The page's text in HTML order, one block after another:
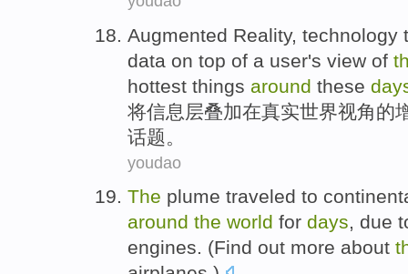
Augmented Reality, technology
data on top of a user's view of
hottest things around these
将信息 层叠加在真实世界视角的
话题。
youdao
The plume traveled to
around the world for days, due
engines. (Find out more about